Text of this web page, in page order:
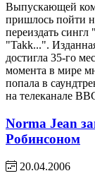
Выпускающей
пришлось пойти
переиздать
"Takk...".
достигла 35-го
момента в мире
попала в
на телеканале
Norma Jean
Робинсоном
20.04.2006